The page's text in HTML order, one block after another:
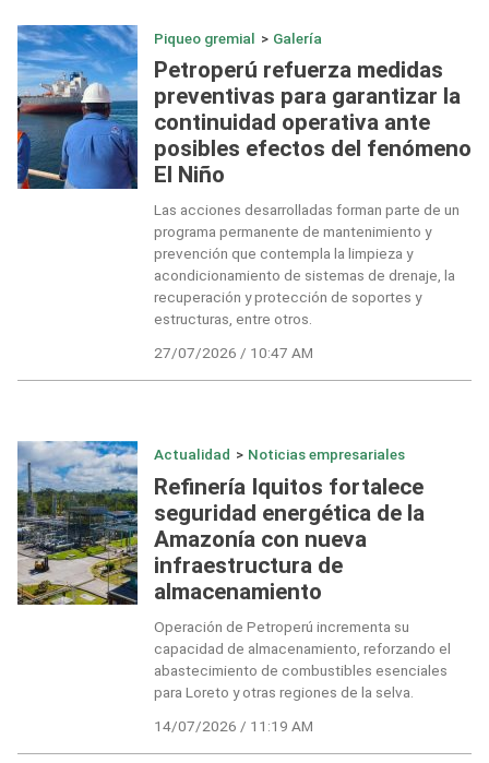
Piqueo gremial > Galería
Petroperú refuerza medidas
preventivas para garantizar la
continuidad operativa ante
posibles efectos del fenómeno
El Niño
Las acciones desarrolladas forman parte de un
programa permanente de mantenimiento y
prevención que contempla la limpieza y
acondicionamiento de sistemas de drenaje, la
recuperación y protección de soportes y
estructuras, entre otros.
27/07/2026 / 10:47 AM
Actualidad > Noticias empresariales
Refinería Iquitos fortalece
seguridad energética de la
Amazonía con nueva
infraestructura de
almacenamiento
Operación de Petroperú incrementa su
capacidad de almacenamiento, reforzando el
abastecimiento de combustibles esenciales
para Loreto y otras regiones de la selva.
14/07/2026 / 11:19 AM